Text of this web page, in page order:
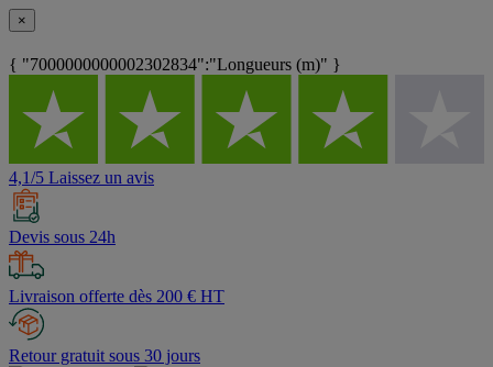
×
{ "7000000000002302834":"Longueurs (m)" }
4,1/5 Laissez un avis
Devis sous 24h
Livraison offerte dès 200 € HT
Retour gratuit sous 30 jours